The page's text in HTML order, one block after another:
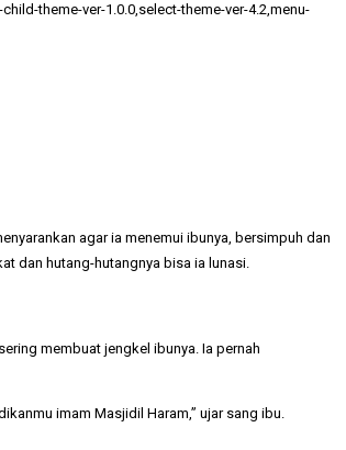
theme-ver-1.0.0,select-theme-ver-4.2,menu-
agar ia menemui ibunya, bersimpuh dan
dan hutang-hutangnya bisa ia lunasi.
membuat jengkel ibunya. Ia pernah
imam Masjidil Haram,” ujar sang ibu.